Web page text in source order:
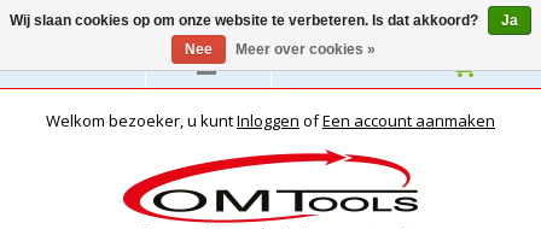
Nederlands
Welkom bezoeker, u kuntInloggen ofEen account aanmaken
Wij slaan cookies op om onze website te verbeteren. Is dat akkoord?
Ja
Nee
Meer over cookies »